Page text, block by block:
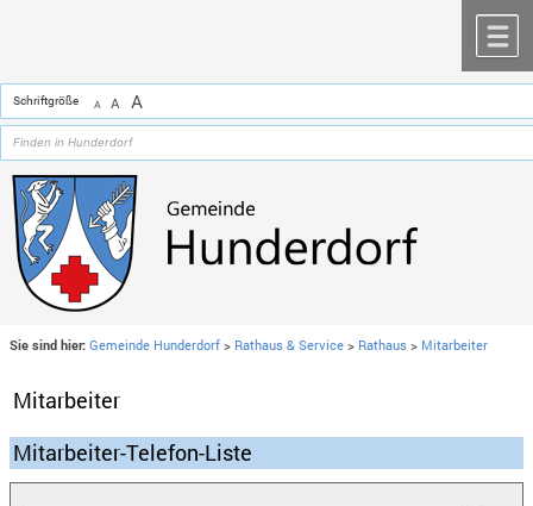
Schriftgröße A A A
Sie sind hier: Gemeinde Hunderdorf > Rathaus & Service > Rathaus > Mitarbeiter
Mitarbeiter
Mitarbeiter-Telefon-Liste